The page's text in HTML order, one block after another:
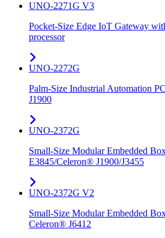
UNO-2271G V3
Pocket-Size Edge IoT Gateway
processor
UNO-2272G
Palm-Size Industrial Automation
J1900
UNO-2372G
Small-Size Modular Embedded
E3845/Celeron® J1900/J3455
UNO-2372G V2
Small-Size Modular Embedded
Celeron® J6412